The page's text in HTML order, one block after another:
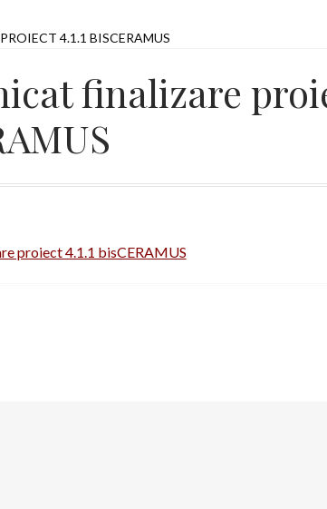
4.1.1 BISCERAMUS
finalizare
proiect 4.1.1 bisCERAMUS